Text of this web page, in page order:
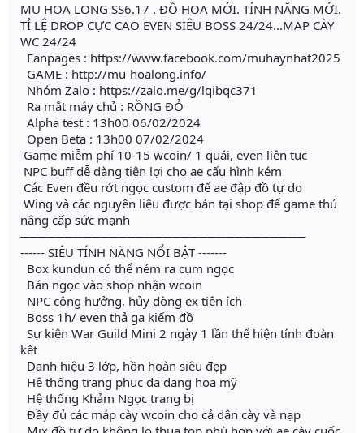
MU HOA LONG SS6.17 . ĐỒ HỌA MỚI. TÍNH NĂNG MỚI.
TỈ LỆ DROP CỰC CAO EVEN SIÊU BOSS 24/24...MAP CÀY
WC 24/24
Fanpages : https://www.facebook.com/muhaynhat2025
GAME : http://mu-hoalong.info/
Nhóm Zalo : https://zalo.me/g/lqibqc371
Ra mắt máy chủ : RỒNG ĐỎ
Alpha test : 13h00 06/02/2024
Open Beta : 13h00 07/02/2024
Game miễm phí 10-15 wcoin/ 1 quái, even liên tục
NPC buff dễ dàng tiện lợi cho ae cấu hình kém
Các Even đều rớt ngọc custom để ae đập đồ tự do
Wing và các nguyên liệu được bán tại shop để game thủ
nâng cấp sức mạnh
────────────────────────────────
------ SIÊU TÍNH NĂNG NỔI BẬT -------
Box kundun có thể ném ra cụm ngọc
Bán ngọc vào shop nhận wcoin
NPC cộng hưởng, hủy dòng ex tiện ích
Boss 1h/ even thả ga kiếm đồ
Sự kiện War Guild Mini 2 ngày 1 lần thể hiện tính đoàn
kết
Danh hiệu 3 lớp, hồn hoàn siêu đẹp
Hệ thống trang phục đa dạng hoa mỹ
Hệ thống Khảm Ngọc trang bị
Đầy đủ các máp cày wcoin cho cả dân cày và nạp